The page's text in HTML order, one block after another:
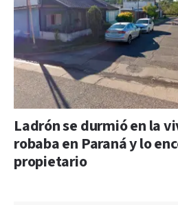
Ladrón se durmió en la
robaba en Paraná y lo
propietario